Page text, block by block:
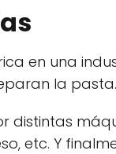
en una
la pasta.
distintas
etc. Y